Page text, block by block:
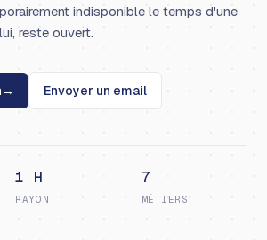
indisponible le temps d'une
reste ouvert.
→ Envoyer un email
1 H
RAYON
7
MÉTIERS